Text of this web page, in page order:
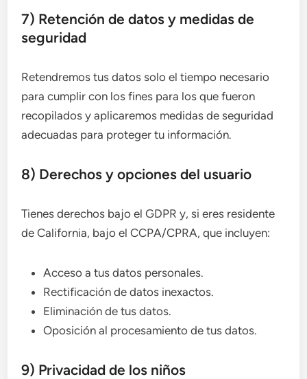
7) Retención de datos y medidas de
seguridad
Retendremos tus datos solo el tiempo necesario
para cumplir con los fines para los que fueron
recopilados y aplicaremos medidas de seguridad
adecuadas para proteger tu información.
8) Derechos y opciones del usuario
Tienes derechos bajo el GDPR y, si eres residente
de California, bajo el CCPA/CPRA, que incluyen:
Acceso a tus datos personales.
Rectificación de datos inexactos.
Eliminación de tus datos.
Oposición al procesamiento de tus datos.
9) Privacidad de los niños